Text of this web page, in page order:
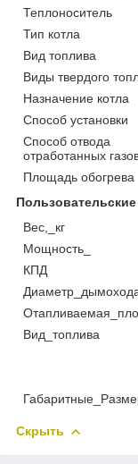
Теплоноситель
Тип котла
Вид топлива
Виды твердого
Назначение котла
Способ установки
Способ отвода
отработанных
Площадь обогрева
Вес,_кг
Мощность_
КПД
Вид_топлива
Скрыть